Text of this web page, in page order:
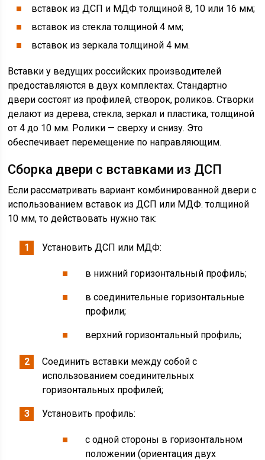
вставок из ДСП и МДФ толщиной 8, 10 или 16 мм;
вставок из стекла толщиной 4 мм;
вставок из зеркала толщиной 4 мм.
Вставки у ведущих российских производителей
предоставляются в двух комплектах. Стандартно
двери состоят из профилей, створок, роликов. Створки
делают из дерева, стекла, зеркал и пластика, толщиной
от 4 до 10 мм. Ролики — сверху и снизу. Это
обеспечивает перемещение по направляющим.
Сборка двери с вставками из ДСП
Если рассматривать вариант комбинированной двери с
использованием вставок из ДСП или МДФ. толщиной
10 мм, то действовать нужно так:
Установить ДСП или МДФ:
в нижний горизонтальный профиль;
в соединительные горизонтальные
профили;
верхний горизонтальный профиль;
Соединить вставки между собой с
использованием соединительных
горизонтальных профилей;
Установить профиль:
с одной стороны в горизонтальном
положении (ориентация двух